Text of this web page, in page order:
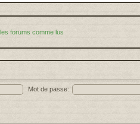
forums comme lus
Mot de passe: